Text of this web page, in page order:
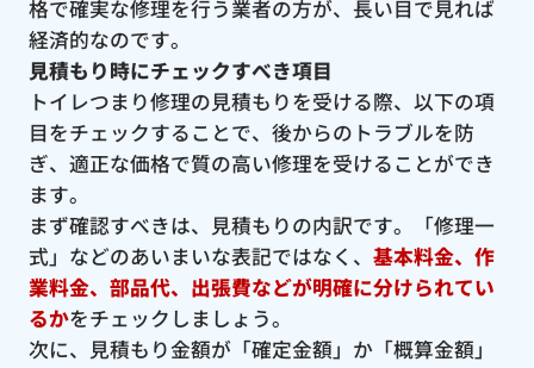
格で確実な修理を行う業者の方が、長い目で見れば
経済的なのです。
見積もり時にチェックすべき項目
トイレつまり修理の見積もりを受ける際、以下の項
目をチェックすることで、後からのトラブルを防
ぎ、適正な価格で質の高い修理を受けることができ
ます。
まず確認すべきは、見積もりの内訳です。「修理一
式」などのあいまいな表記ではなく、 基本料金、作
業料金、部品代、出張費などが明確に分けられてい
るかをチェックしましょう。
次に、見積もり金額が「確定金額」か「概算金額」